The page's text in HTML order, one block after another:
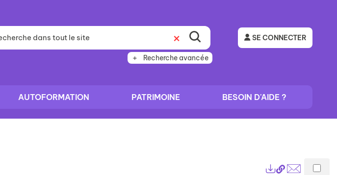
Recherche avancée
SE CONNECTER
AUTOFORMATION PATRIMOINE BESOIN D'AIDE ?
Lien